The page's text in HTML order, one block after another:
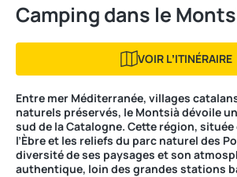
Camping dans le
VOIR LʼITINÉRAIRE
Entre mer Méditerranée, villages
naturels préservés, le Montsià dévoile
sud de la Catalogne. Cette région, située
l’Èbre et les reliefs du parc naturel des
diversité de ses paysages et son
authentique, loin des grandes stations